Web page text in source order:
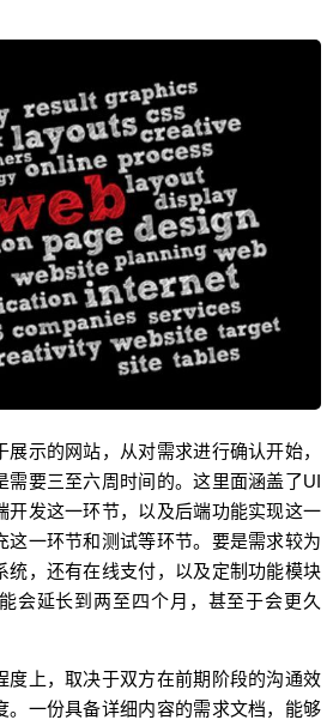
示的网站，从对需求进行确认开始，
需要三至六周时间的。这里面涵盖了UI
开发这一环节，以及后端功能实现这一
这一环节和测试等环节。要是需求较为
统，还有在线支付，以及定制功能模块
会延长到两至四个月，甚至于会更久
度上，取决于双方在前期阶段的沟通效
。一份具备详细内容的需求文档，能够